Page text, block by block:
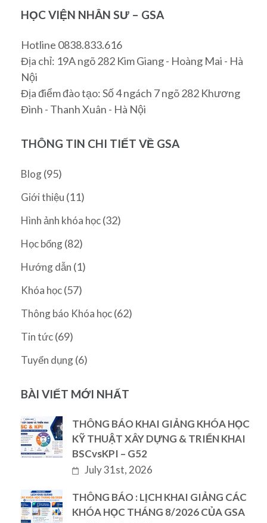
HỌC VIỆN NHÂN SƯ – GSA
Hotline 0838.833.616
Địa chỉ: 19A ngõ 282 Kim Giang - Hoàng Mai - Hà
Nội
Địa điểm đào tạo: Số 4 ngách 7 ngõ 282 Khương
Đình - Thanh Xuân - Hà Nội
THÔNG TIN CHI TIẾT VỀ GSA
Blog(95)
Giới thiệu (11)
Hình ảnh khóa học(32)
Học bổng(82)
Hướng dẫn (1)
Khóa học(57)
Thông báo Khóa học(62)
Tin tức(69)
Tuyển dụng(6)
BÀI VIẾT MỚI NHẤT
THÔNG BÁO KHAI GIẢNG KHÓA HỌC
KỸ THUẬT XÂY DỰNG & TRIỂN KHAI
BSCvsKPI – G52
July 31st, 2026
THÔNG BÁO : LỊCH KHAI GIẢNG CÁC
KHÓA HỌC THÁNG 8/2026 CỦA GSA